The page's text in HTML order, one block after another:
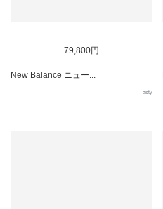
79,800円
New Balance ニュー...
asty